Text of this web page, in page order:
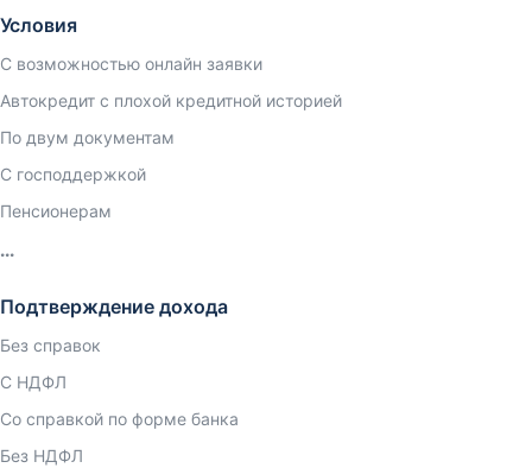
Условия
С возможностью онлайн заявки
Автокредит с плохой кредитной историей
По двум документам
С господдержкой
Пенсионерам
Подтверждение дохода
Без справок
С НДФЛ
Со справкой по форме банка
Без НДФЛ